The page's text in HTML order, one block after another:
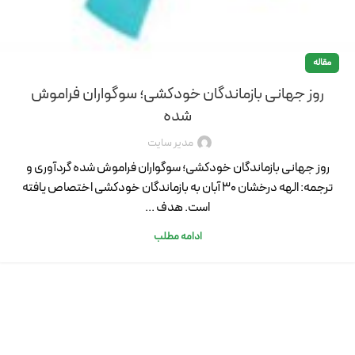
مقاله
روز جهانی بازماندگان خودکشی؛ سوگواران فراموش
شده
مدیر سایت
روز جهانی بازماندگان خودکشی؛ سوگواران فراموش شده گردآوری و
ترجمه: الهه درخشان 30 آبان به بازماندگان خودکشی اختصاص یافته
است. هدف ...
ادامه مطلب